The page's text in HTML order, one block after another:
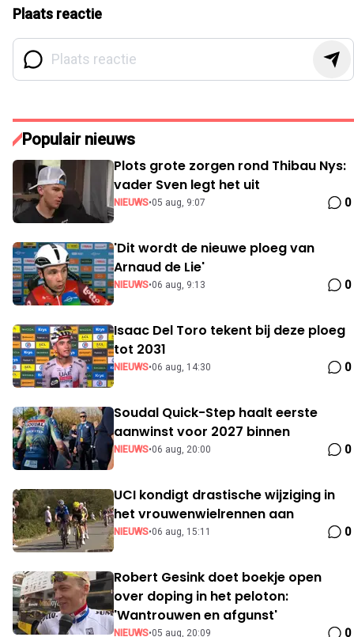
Plaats reactie
Populair nieuws
Plots grote zorgen rond Thibau Nys:
vader Sven legt het uit
NIEUWS•05 aug, 9:07 0
'Dit wordt de nieuwe ploeg van
Arnaud de Lie'
NIEUWS•06 aug, 9:13 0
Isaac Del Toro tekent bij deze ploeg
tot 2031
NIEUWS•06 aug, 14:30 0
Soudal Quick-Step haalt eerste
aanwinst voor 2027 binnen
NIEUWS•06 aug, 20:00 0
UCI kondigt drastische wijziging in
het vrouwenwielrennen aan
NIEUWS•06 aug, 15:11 0
Robert Gesink doet boekje open
over doping in het peloton:
'Wantrouwen en afgunst'
NIEUWS•05 aug, 20:09 0